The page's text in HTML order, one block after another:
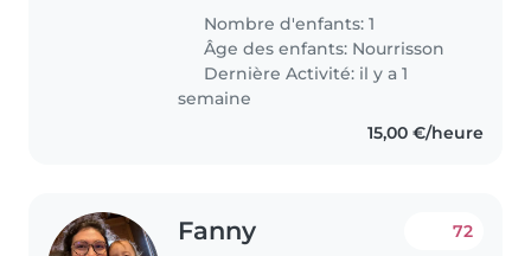
Our little one is curious,
energetic, and always ready to
laugh. We need someone who
speaks English..
Nombre d'enfants: 1
Âge des enfants: Nourrisson
Dernière Activité: il y a 1
semaine
15,00 €/heure
Fanny 72